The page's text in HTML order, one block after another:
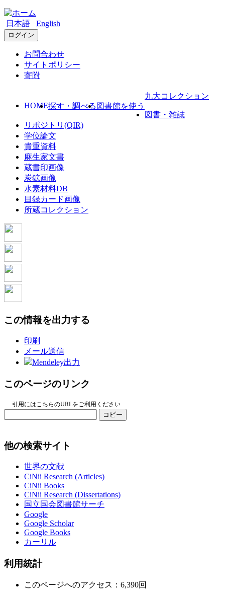
日本語 English
ログイン
お問合わせ
サイトポリシー
寄附
HOME探す・調べる 図書館を使う
九大コレクション
図書・雑誌
リポジトリ(QIR)
学位論文
貴重資料
麻生家文書
蔵書印画像
炭鉱画像
水素材料DB
目録カード画像
所蔵コレクション
この情報を出力する
印刷
メール送信
Mendeley出力
このページのリンク
引用にはこちらのURLをご利用ください
コピー
他の検索サイト
世界の文献
CiNii Research (Articles)
CiNii Books
CiNii Research (Dissertations)
国立国会図書館サーチ
Google
Google Scholar
Google Books
カーリル
利用統計
このページへのアクセス：6,390回